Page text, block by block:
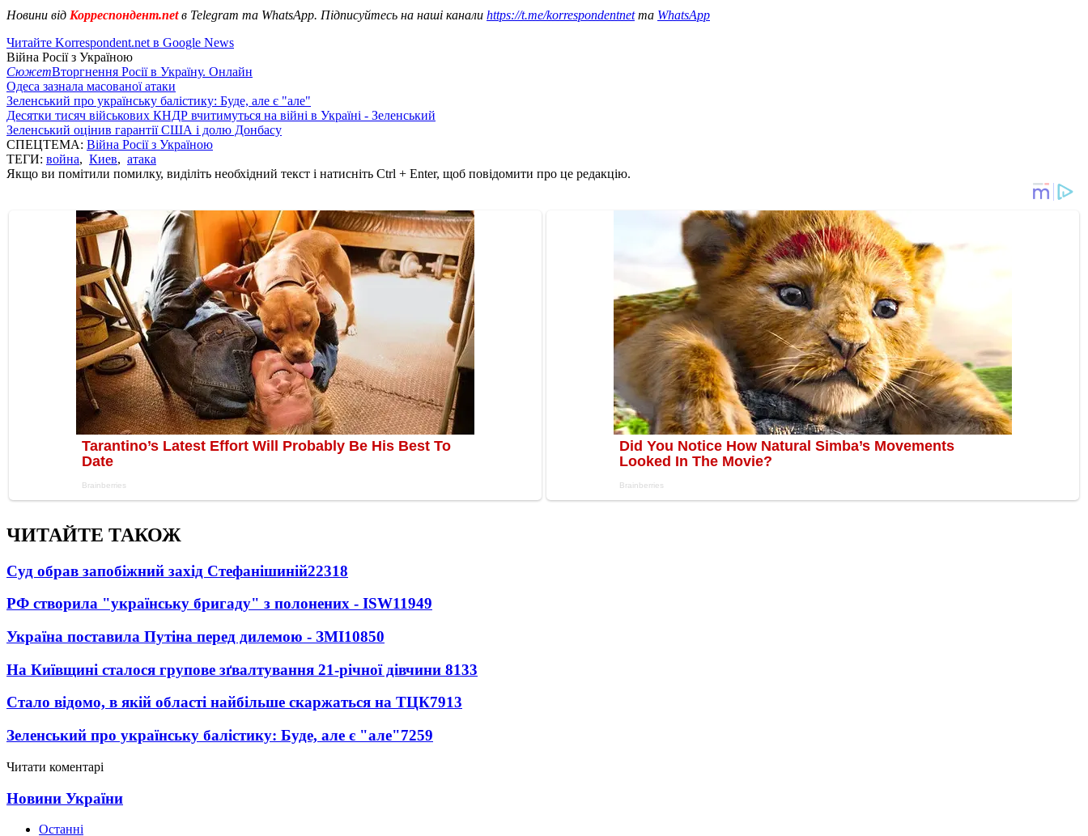
Новини від Корреспондент.netв Telegram та WhatsApp. Підписуйтесь на наші канали https://t.me/korrespondentnetта WhatsApp
Читайте Korrespondent.net в Google News
Війна Росії з Україною
СюжетВторгнення Росії в Україну. Онлайн
Одеса зазнала масованої атаки
Зеленський про українську балістику: Буде, але є "але"
Десятки тисяч військових КНДР вчитимуться на війні в Україні - Зеленський
Зеленський оцінив гарантії США і долю Донбасу
СПЕЦТЕМА: Війна Росії з Україною
ТЕГИ: война, Киев, атака
Якщо ви помітили помилку, виділіть необхідний текст і натисніть Ctrl + Enter, щоб повідомити про це редакцію.
ЧИТАЙТЕ ТАКОЖ
Суд обрав запобіжний захід Стефанішиній22318
РФ створила "українську бригаду" з полонених - ISW11949
Україна поставила Путіна перед дилемою - ЗМІ10850
На Київщині сталося групове зґвалтування 21-річної дівчини 8133
Стало відомо, в якій області найбільше скаржаться на ТЦК7913
Зеленський про українську балістику: Буде, але є "але"7259
Читати коментарі
Новини України
Останні